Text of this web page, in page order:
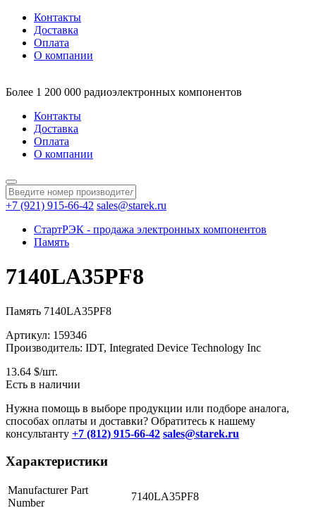
Контакты
Доставка
Оплата
О компании
Более 1 200 000 радиоэлектронных компонентов
Контакты
Доставка
Оплата
О компании
+7 (921) 915-66-42 sales@starek.ru
СтартРЭК - продажа электронных компонентов
Память
7140LA35PF8
Память 7140LA35PF8
Артикул: 159346
Производитель: IDT, Integrated Device Technology Inc
13.64 $/шт.
Есть в наличии
Нужна помощь в выборе продукции или подборе аналога,
способах оплаты и доставки? Обратитесь к нашему
консультанту +7 (812) 915-66-42 sales@starek.ru
Характеристики
Manufacturer Part
Number
7140LA35PF8